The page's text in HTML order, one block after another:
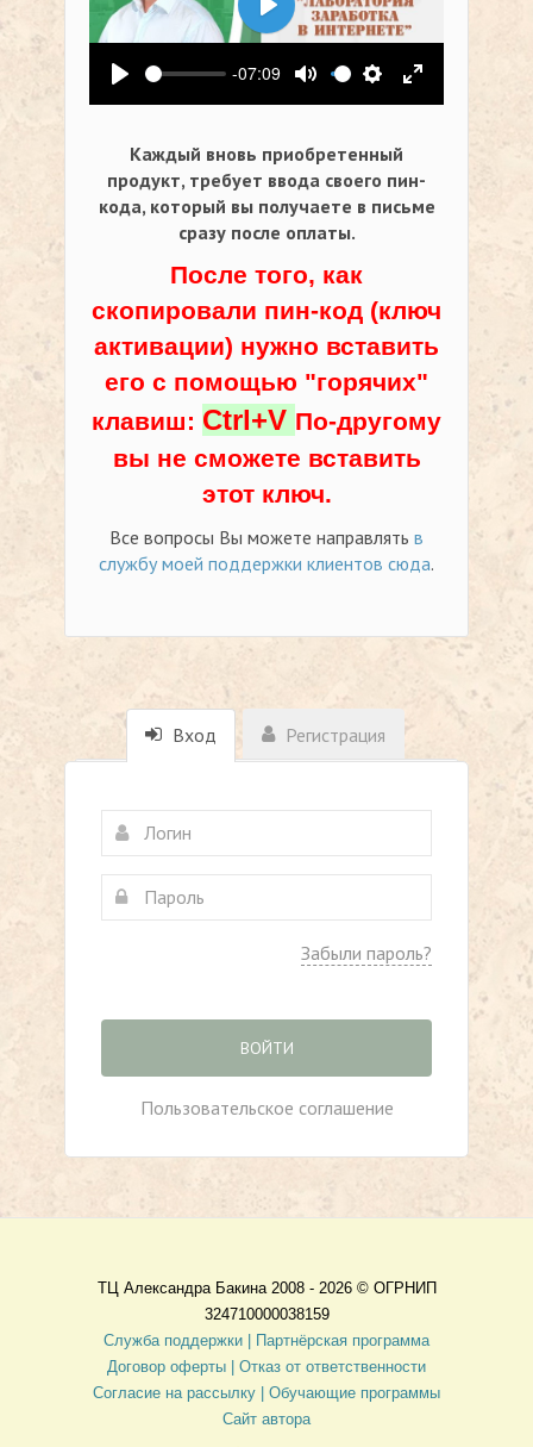
Воспроизвести
-07:09
Выключить звук
Настройки
На весь
Воспроизвести
Каждый вновь приобретенный
продукт, требует ввода своего пин-
кода, который вы получаете в письме
сразу после оплаты.
После того, как
скопировали пин-код (ключ
активации) нужно вставить
его с помощью "горячих"
клавиш: Ctrl+V По-другому
вы не сможете вставить
этот ключ.
Все вопросы Вы можете направлять в
службу моей поддержки клиентов сюда.
Вход Регистрация
Забыли пароль?
ВОЙТИ
Пользовательское соглашение
ТЦ Александра Бакина 2008 - 2026 © ОГРНИП
324710000038159
Служба поддержки |
Партнёрская программа
Договор оферты
| Отказ от ответственности
Согласие на рассылку | Обучающие программы
Сайт автора